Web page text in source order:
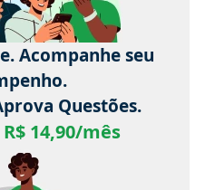
Acompanhe seu
Questões.
14,90/mês